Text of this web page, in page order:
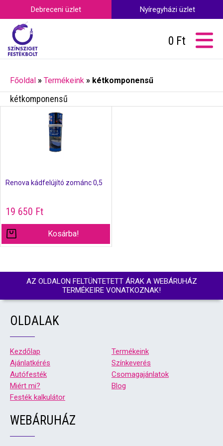
Debreceni üzlet Nyíregyházi üzlet
0 Ft
Főoldal » Termékeink » kétkomponensű
kétkomponensű
Renova kádfelújító zománc 0,5
19 650 Ft
Kosárba!
AZ OLDALON FELTÜNTETETT ÁRAK A WEBÁRUHÁZ
TERMÉKEIRE VONATKOZNAK!
OLDALAK
Kezdőlap
Termékeink
Ajánlatkérés
Színkeverés
Autófesték
Csomagajánlatok
Miért mi?
Blog
Festék kalkulátor
WEBÁRUHÁZ